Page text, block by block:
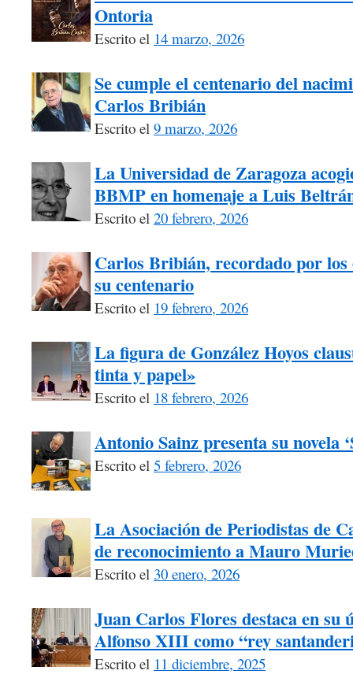
Ontoria
Escrito el 14 marzo, 2026
Se cumple el centenario del
Carlos Bribián
Escrito el 9 marzo, 2026
La Universidad de Zaragoza
BBMP en homenaje a Luis
Escrito el 20 febrero, 2026
Carlos Bribián, recordado por los
su centenario
Escrito el 19 febrero, 2026
La figura de González Hoyos
tinta y papel»
Escrito el 18 febrero, 2026
Antonio Sainz presenta su novela
Escrito el 5 febrero, 2026
La Asociación de Periodistas de
de reconocimiento a Mauro
Escrito el 30 enero, 2026
Juan Carlos Flores destaca en
Alfonso XIII como “rey
Escrito el 11 diciembre, 2025